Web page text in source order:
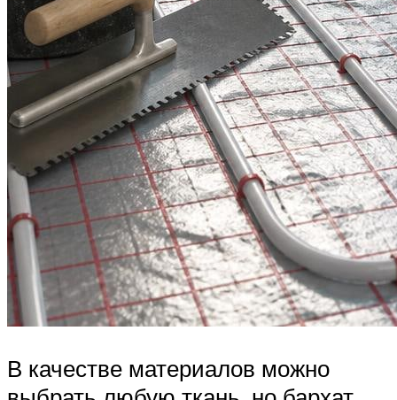
В качестве материалов можно